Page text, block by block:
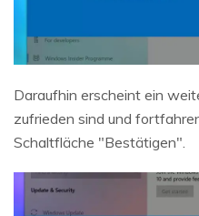
Daraufhin erscheint ein
zufrieden sind und
Schaltfläche "Bestätigen".